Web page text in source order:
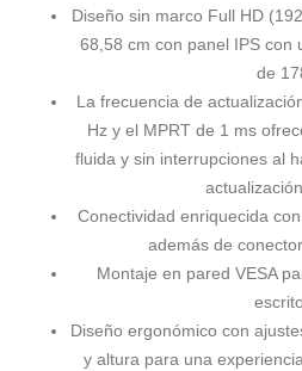
Diseño sin marco Full HD
68,58 cm con panel IPS con
de
La frecuencia de
Hz y el MPRT de 1 ms
fluida y sin interrupciones al
Conectividad enriquecida
además de
Montaje en pared VESA
Diseño ergonómico con
y altura para una